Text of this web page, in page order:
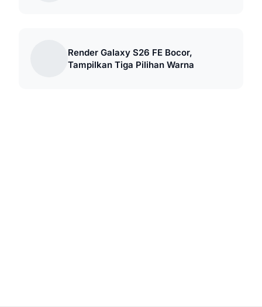
Render Galaxy S26 FE Bocor,
Tampilkan Tiga Pilihan Warna